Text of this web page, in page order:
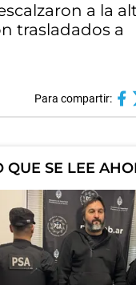
a la
trasladados a
Para compartir:
QUE SE LEE